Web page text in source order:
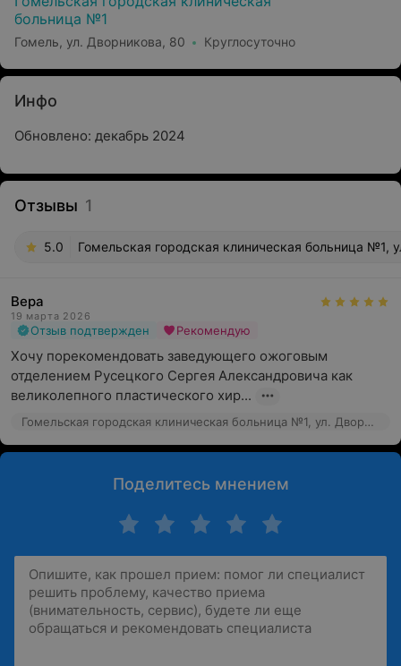
больница №1
Гомель, ул. Дворникова, 80 Круглосуточно
Инфо
Обновлено: декабрь 2024
Отзывы 1
5.0 Гомельская городская клиническая больница №1,
Вера
19 марта 2026
Отзыв подтвержден Рекомендую
Хочу порекомендовать заведующего ожоговым
отделением Русецкого Сергея Александровича как
великолепного пластического хир...
Гомельская городская клиническая больница №1, ул. Дворникова, 80
Поделитесь мнением